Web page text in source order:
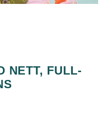
NETT, FULL-